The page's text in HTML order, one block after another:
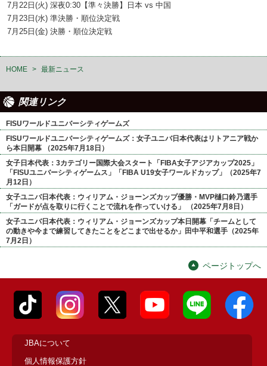
7月22日(火) 深夜0:30【準々決勝】日本 vs 中国
7月23日(水) 準決勝・順位決定戦
7月25日(金) 決勝・順位決定戦
HOME > 最新ニュース
関連リンク
FISUワールドユニバーシティゲームズ
FISUワールドユニバーシティゲームズ：女子ユニバ日本代表はリトアニア戦か
ら本日開幕 （2025年7月18日）
女子日本代表：3カテゴリー国際大会スタート「FIBA女子アジアカップ2025」
「FISUユニバーシティゲームス」「FIBA U19女子ワールドカップ」（2025年7
月12日）
女子ユニバ日本代表：ウィリアム・ジョーンズカップ優勝・MVP樋口鈴乃選手
「ガードが点を取りに行くことで流れを作っていける」 （2025年7月8日）
女子ユニバ日本代表：ウィリアム・ジョーンズカップ本日開幕「チームとして
の動きや今まで練習してきたことをどこまで出せるか」田中平和選手（2025年
7月2日）
ページトップへ
JBAについて
個人情報保護方針